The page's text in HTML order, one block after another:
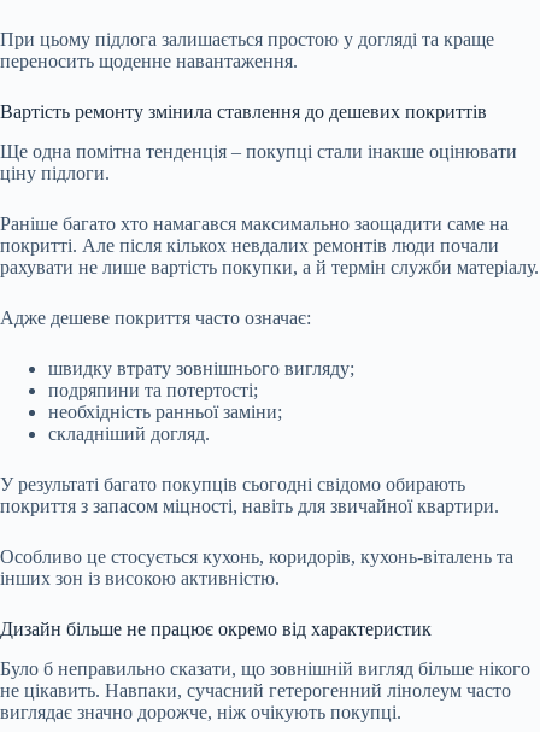
При цьому підлога залишається простою у догляді та краще
переносить щоденне навантаження.
Вартість ремонту змінила ставлення до дешевих покриттів
Ще одна помітна тенденція – покупці стали інакше оцінювати
ціну підлоги.
Раніше багато хто намагався максимально заощадити саме на
покритті. Але після кількох невдалих ремонтів люди почали
рахувати не лише вартість покупки, а й термін служби матеріалу.
Адже дешеве покриття часто означає:
швидку втрату зовнішнього вигляду;
подряпини та потертості;
необхідність ранньої заміни;
складніший догляд.
У результаті багато покупців сьогодні свідомо обирають
покриття з запасом міцності, навіть для звичайної квартири.
Особливо це стосується кухонь, коридорів, кухонь-віталень та
інших зон із високою активністю.
Дизайн більше не працює окремо від характеристик
Було б неправильно сказати, що зовнішній вигляд більше нікого
не цікавить. Навпаки, сучасний гетерогенний лінолеум часто
виглядає значно дорожче, ніж очікують покупці.